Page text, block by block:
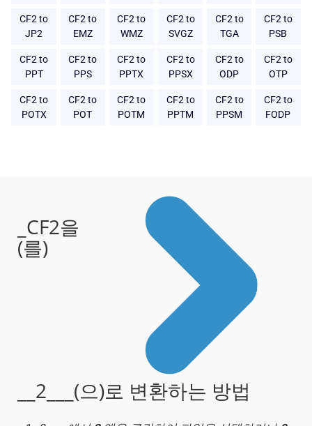
CF2 to
JP2
CF2 to
EMZ
CF2 to
WMZ
CF2 to
SVGZ
CF2 to
TGA
CF2 to
PSB
CF2 to
PPT
CF2 to
PPS
CF2 to
PPTX
CF2 to
PPSX
CF2 to
ODP
CF2 to
OTP
CF2 to
POTX
CF2 to
POT
CF2 to
POTM
CF2 to
PPTM
CF2 to
PPSM
CF2 to
FODP
_CF2을
(를)
__2___(으)로 변환하는 방법